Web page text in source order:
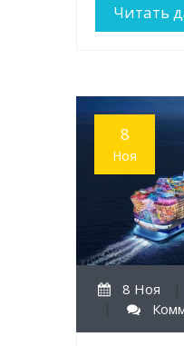
Читать
8
Ноя
8 Ноя